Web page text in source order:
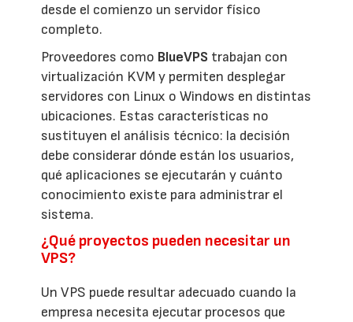
desde el comienzo un servidor físico
completo.
Proveedores como BlueVPS trabajan con
virtualización KVM y permiten desplegar
servidores con Linux o Windows en distintas
ubicaciones. Estas características no
sustituyen el análisis técnico: la decisión
debe considerar dónde están los usuarios,
qué aplicaciones se ejecutarán y cuánto
conocimiento existe para administrar el
sistema.
¿Qué proyectos pueden necesitar un
VPS?
Un VPS puede resultar adecuado cuando la
empresa necesita ejecutar procesos que